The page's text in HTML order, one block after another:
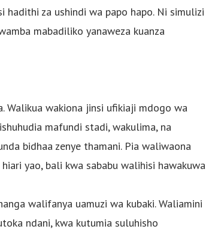
za ushindi wa papo hapo. Ni simulizi
mabadiliko yanaweza kuanza
Walikua wakiona jinsi ufikiaji mdogo wa
mafundi stadi, wakulima, na
bidhaa zenye thamani. Pia waliwaona
yao, bali kwa sababu walihisi hawakuwa
walifanya uamuzi wa kubaki. Waliamini
ndani, kwa kutumia suluhisho